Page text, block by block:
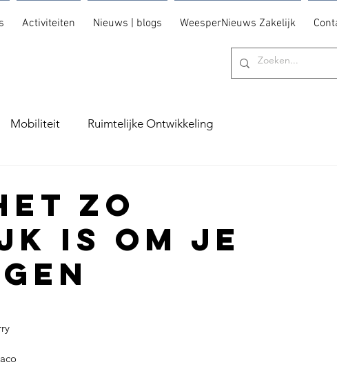
Activiteiten Nieuws | blogs WeesperNieuws Zakelijk
Mobiliteit Ruimtelijke Ontwikkeling
zo
is om je